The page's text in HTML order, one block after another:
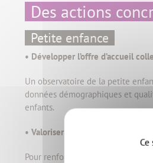
Des actions
Petite enfance
• Développer l’offre d’accueil
Un observatoire de la petite
données démographiques et
enfants.
• Valoriser l’accueil individuel
Pour renforcer l’attractivité du